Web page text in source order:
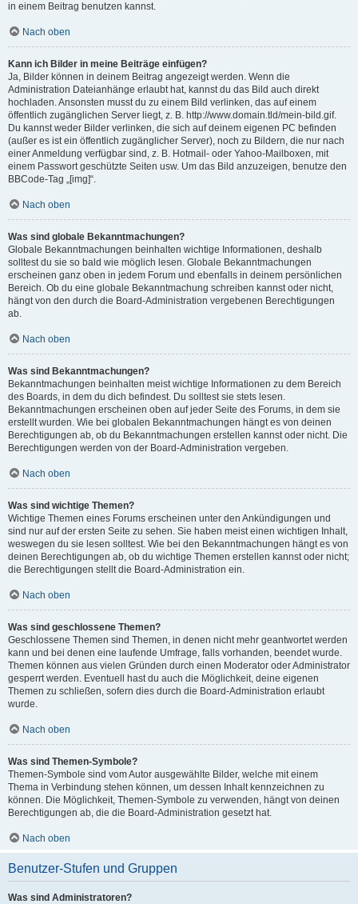
in einem Beitrag benutzen kannst.
Nach oben
Kann ich Bilder in meine Beiträge einfügen?
Ja, Bilder können in deinem Beitrag angezeigt werden. Wenn die
Administration Dateianhänge erlaubt hat, kannst du das Bild auch direkt
hochladen. Ansonsten musst du zu einem Bild verlinken, das auf einem
öffentlich zugänglichen Server liegt, z. B. http://www.domain.tld/mein-bild.gif.
Du kannst weder Bilder verlinken, die sich auf deinem eigenen PC befinden
(außer es ist ein öffentlich zugänglicher Server), noch zu Bildern, die nur nach
einer Anmeldung verfügbar sind, z. B. Hotmail- oder Yahoo-Mailboxen, mit
einem Passwort geschützte Seiten usw. Um das Bild anzuzeigen, benutze den
BBCode-Tag „[img]“.
Nach oben
Was sind globale Bekanntmachungen?
Globale Bekanntmachungen beinhalten wichtige Informationen, deshalb
solltest du sie so bald wie möglich lesen. Globale Bekanntmachungen
erscheinen ganz oben in jedem Forum und ebenfalls in deinem persönlichen
Bereich. Ob du eine globale Bekanntmachung schreiben kannst oder nicht,
hängt von den durch die Board-Administration vergebenen Berechtigungen
ab.
Nach oben
Was sind Bekanntmachungen?
Bekanntmachungen beinhalten meist wichtige Informationen zu dem Bereich
des Boards, in dem du dich befindest. Du solltest sie stets lesen.
Bekanntmachungen erscheinen oben auf jeder Seite des Forums, in dem sie
erstellt wurden. Wie bei globalen Bekanntmachungen hängt es von deinen
Berechtigungen ab, ob du Bekanntmachungen erstellen kannst oder nicht. Die
Berechtigungen werden von der Board-Administration vergeben.
Nach oben
Was sind wichtige Themen?
Wichtige Themen eines Forums erscheinen unter den Ankündigungen und
sind nur auf der ersten Seite zu sehen. Sie haben meist einen wichtigen Inhalt,
weswegen du sie lesen solltest. Wie bei den Bekanntmachungen hängt es von
deinen Berechtigungen ab, ob du wichtige Themen erstellen kannst oder nicht;
die Berechtigungen stellt die Board-Administration ein.
Nach oben
Was sind geschlossene Themen?
Geschlossene Themen sind Themen, in denen nicht mehr geantwortet werden
kann und bei denen eine laufende Umfrage, falls vorhanden, beendet wurde.
Themen können aus vielen Gründen durch einen Moderator oder Administrator
gesperrt werden. Eventuell hast du auch die Möglichkeit, deine eigenen
Themen zu schließen, sofern dies durch die Board-Administration erlaubt
wurde.
Nach oben
Was sind Themen-Symbole?
Themen-Symbole sind vom Autor ausgewählte Bilder, welche mit einem
Thema in Verbindung stehen können, um dessen Inhalt kennzeichnen zu
können. Die Möglichkeit, Themen-Symbole zu verwenden, hängt von deinen
Berechtigungen ab, die die Board-Administration gesetzt hat.
Nach oben
Benutzer-Stufen und Gruppen
Was sind Administratoren?